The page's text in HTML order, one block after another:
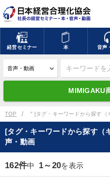
経営セミナー 本 音声
MIMIGAKU
キーワードを入力して探
デジタル版対応のみ検索結
search 上記
mic 講演収録物を探す
全国経営者セミナー講演収録物（
ます
TOP " [タグ・キーワードから探す（
[タグ・キーワードから探す（
声・動画
162件中 1～20を表示